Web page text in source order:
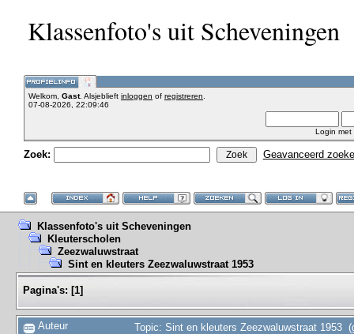
Klassenfoto's uit Scheveningen
Welkom, Gast. Alsjeblieft inloggen of registreren
07-08-2026, 22:09:46
Login met
Zoek: Geavanceerd
Klassenfoto's uit Scheveningen
Kleuterscholen
Zeezwaluwstraat
Sint en kleuters Zeezwaluwstraat 1953
Pagina's: [1]
Auteur Topic: Sint en kleuters Zeezwaluwstraat 1953